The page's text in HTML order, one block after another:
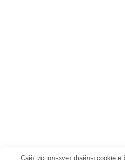
Сайт использует файлы cookie и